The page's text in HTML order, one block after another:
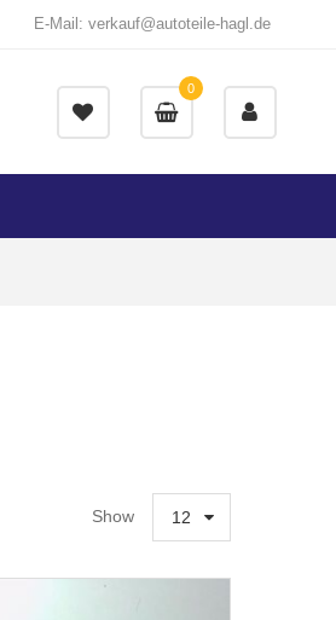
E-Mail: verkauf@autoteile-hagl.de
0
Show 12